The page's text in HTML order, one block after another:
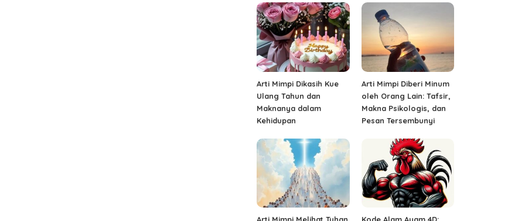
Arti Mimpi Dikasih Kue
Ulang Tahun dan
Maknanya dalam
Kehidupan
Arti Mimpi Diberi Minum
oleh Orang Lain: Tafsir,
Makna Psikologis, dan
Pesan Tersembunyi